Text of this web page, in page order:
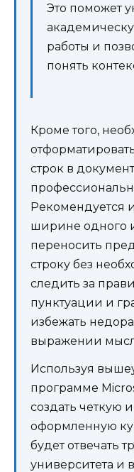
Это поможет
работы и
понять
Кроме того,
строк в
Рекомендуется
ширине одного
переносить
строку без
следить за
пунктуации и
избежать
выражении
Используя
программе
создать четкую
оформленную
будет отвечать
университета и